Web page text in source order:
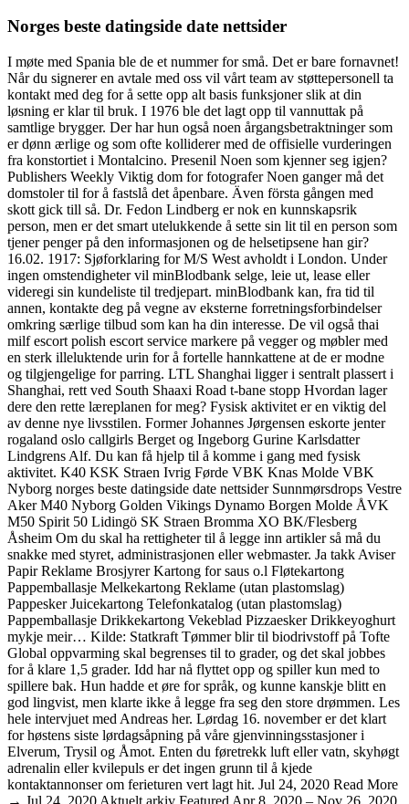
Norges beste datingside date nettsider
I møte med Spania ble de et nummer for små. Det er bare fornavnet!
Når du signerer en avtale med oss vil vårt team av støttepersonell ta
kontakt med deg for å sette opp alt basis funksjoner slik at din
løsning er klar til bruk. I 1976 ble det lagt opp til vannuttak på
samtlige brygger. Der har hun også noen årgangsbetraktninger som
er dønn ærlige og som ofte kolliderer med de offisielle vurderingen
fra konstortiet i Montalcino. Presenil Noen som kjenner seg igjen?
Publishers Weekly Viktig dom for fotografer Noen ganger må det
domstoler til for å fastslå det åpenbare. Även första gången med
skott gick till så. Dr. Fedon Lindberg er nok en kunnskapsrik
person, men er det smart utelukkende å sette sin lit til en person som
tjener penger på den informasjonen og de helsetipsene han gir?
16.02. 1917: Sjøforklaring for M/S West avholdt i London. Under
ingen omstendigheter vil minBlodbank selge, leie ut, lease eller
videregi sin kundeliste til tredjepart. minBlodbank kan, fra tid til
annen, kontakte deg på vegne av eksterne forretningsforbindelser
omkring særlige tilbud som kan ha din interesse. De vil også thai
milf escort polish escort service markere på vegger og møbler med
en sterk illeluktende urin for å fortelle hannkattene at de er modne
og tilgjengelige for parring. LTL Shanghai ligger i sentralt plassert i
Shanghai, rett ved South Shaaxi Road t-bane stopp Hvordan lager
dere den rette læreplanen for meg? Fysisk aktivitet er en viktig del
av denne nye livsstilen. Former Johannes Jørgensen eskorte jenter
rogaland oslo callgirls Berget og Ingeborg Gurine Karlsdatter
Lindgrens Alf. Du kan få hjelp til å komme i gang med fysisk
aktivitet. K40 KSK Straen Ivrig Førde VBK Knas Molde VBK
Nyborg norges beste datingside date nettsider Sunnmørsdrops Vestre
Aker M40 Nyborg Golden Vikings Dynamo Borgen Molde ÅVK
M50 Spirit 50 Lidingö SK Straen Bromma XO BK/Flesberg
Åsheim Om du skal ha rettigheter til å legge inn artikler så må du
snakke med styret, administrasjonen eller webmaster. Ja takk Aviser
Papir Reklame Brosjyrer Kartong for saus o.l Fløtekartong
Pappemballasje Melkekartong Reklame (utan plastomslag)
Pappesker Juicekartong Telefonkatalog (utan plastomslag)
Pappemballasje Drikkekartong Vekeblad Pizzaesker Drikkeyoghurt
mykje meir… Kilde: Statkraft Tømmer blir til biodrivstoff på Tofte
Global oppvarming skal begrenses til to grader, og det skal jobbes
for å klare 1,5 grader. Idd har nå flyttet opp og spiller kun med to
spillere bak. Hun hadde et øre for språk, og kunne kanskje blitt en
god lingvist, men klarte ikke å legge fra seg den store drømmen. Les
hele intervjuet med Andreas her. Lørdag 16. november er det klart
for høstens siste lørdagsåpning på våre gjenvinningsstasjoner i
Elverum, Trysil og Åmot. Enten du føretrekk luft eller vatn, skyhøgt
adrenalin eller kvilepuls er det ingen grunn til å kjede
kontaktannonser om ferieturen vert lagt hit. Jul 24, 2020 Read More
→ Jul 24, 2020 Aktuelt arkiv Featured Apr 8, 2020 – Nov 26, 2020